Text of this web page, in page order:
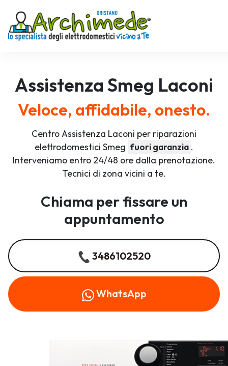
Assistenza Smeg Laconi
Veloce, affidabile, onesto.
Centro Assistenza Laconi per riparazioni
elettrodomestici Smeg fuori garanzia .
Interveniamo entro 24/48 ore dalla prenotazione.
Tecnici di zona vicini a te.
Chiama per fissare un
appuntamento
3486102520
WhatsApp